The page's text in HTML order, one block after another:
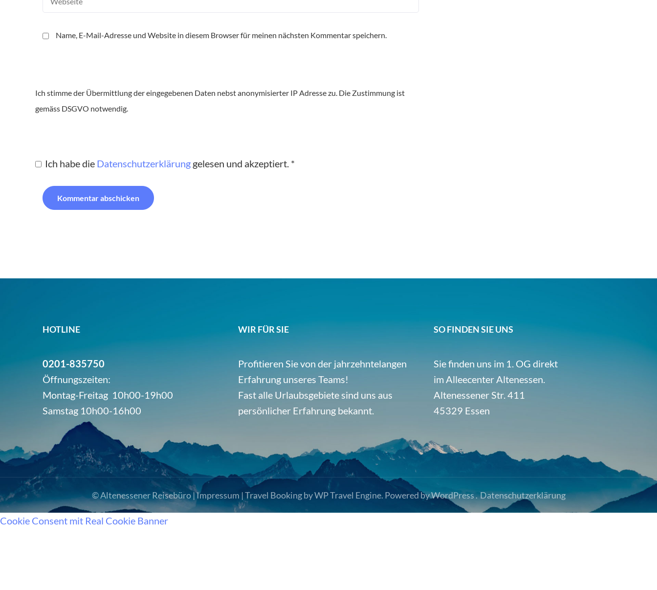
Name, E-Mail-Adresse und Website in diesem Browser für meinen nächsten Kommentar speichern.
Ich stimme der Übermittlung der eingegebenen Daten nebst anonymisierter IP Adresse zu. Die Zustimmung ist
gemäss DSGVO notwendig.
Ich habe die Datenschutzerklärung gelesen und akzeptiert. *
HOTLINE
0201-835750
Öffnungszeiten:
Montag-Freitag 10h00-19h00
Samstag 10h00-16h00
WIR FÜR SIE
Profitieren Sie von der jahrzehntelangen
Erfahrung unseres Teams!
Fast alle Urlaubsgebiete sind uns aus
persönlicher Erfahrung bekannt.
SO FINDEN SIE UNS
Sie finden uns im 1. OG direkt
im Alleecenter Altenessen.
Altenessener Str. 411
45329 Essen
© Altenessener Reisebüro |Impressum |Travel Booking byWP Travel Engine. Powered byWordPress. Datenschutzerklärung
Cookie Consent mit Real Cookie Banner